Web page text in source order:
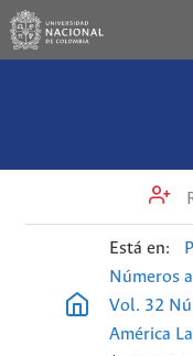
Está en:
Números
Vol. 32
América